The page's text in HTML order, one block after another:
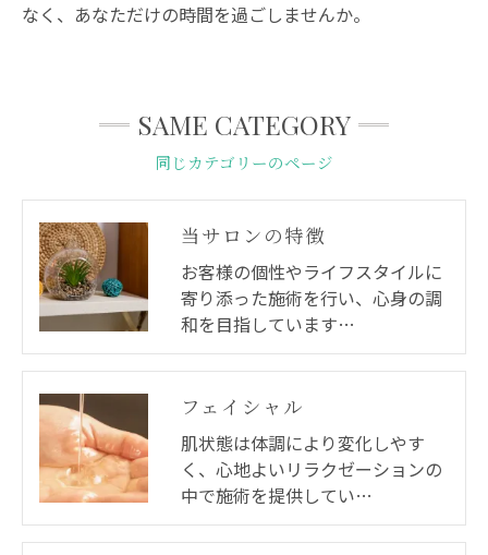
なく、あなただけの時間を過ごしませんか。
同じカテゴリーのページ
SAME CATEGORY
当サロンの特徴
お客様の個性やライフスタイルに
寄り添った施術を行い、心身の調
和を目指しています…
フェイシャル
肌状態は体調により変化しやす
く、心地よいリラクゼーションの
中で施術を提供してい…